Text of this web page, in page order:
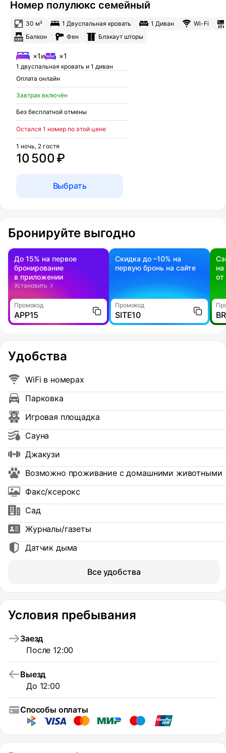
Номер полулюкс семейный
30 м² 1 Двуспальная кровать 1 Диван
Wi-Fi
Балкон
Фен Блэкаут шторы
×1и ×1
1 двуспальная кровать и 1 диван
Оплата онлайн
Завтрак включён
Без бесплатной отмены
Остался 1 номер по этой цене
10 500 ₽
1 ночь, 2 гостя
Выбрать
Бронируйте выгодно
До 15% на первое
бронирование
в приложении
Установить
Промокод
APP15
Скидка до –10% на
первую бронь на сайте
Промокод
SITE10
на
Удобства
WiFi в номерах
Парковка
Игровая площадка
Сауна
Джакузи
Возможно проживание с домашними животными
Факс/ксерокс
Сад
Журналы/газеты
Датчик дыма
Все удобства
Условия пребывания
Заезд
После 12:00
Выезд
До 12:00
Способы оплаты